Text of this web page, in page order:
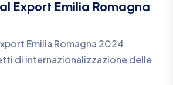
Export Emilia Romagna
Emilia Romagna 2024
di internazionalizzazione delle